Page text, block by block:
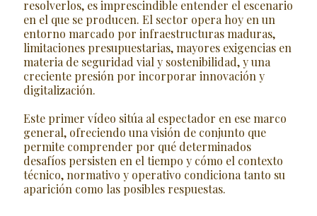
resolverlos, es imprescindible entender el escenario
en el que se producen. El sector opera hoy en un
entorno marcado por infraestructuras maduras,
limitaciones presupuestarias, mayores exigencias en
materia de seguridad vial y sostenibilidad, y una
creciente presión por incorporar innovación y
digitalización.
Este primer vídeo sitúa al espectador en ese marco
general, ofreciendo una visión de conjunto que
permite comprender por qué determinados
desafíos persisten en el tiempo y cómo el contexto
técnico, normativo y operativo condiciona tanto su
aparición como las posibles respuestas.